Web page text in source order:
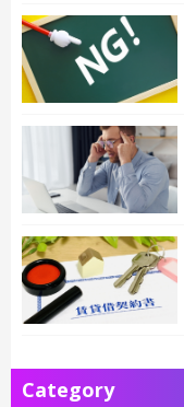
Category